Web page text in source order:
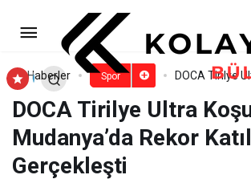
Haberler Spor DOCA Tirilye
DOCA Tirilye Ultra
Mudanya’da Rekor
Gerçekleşti
Bengisu Avcı’dan UFI
Konferansı’nda ilham veren
Yorum Yap Paylaş